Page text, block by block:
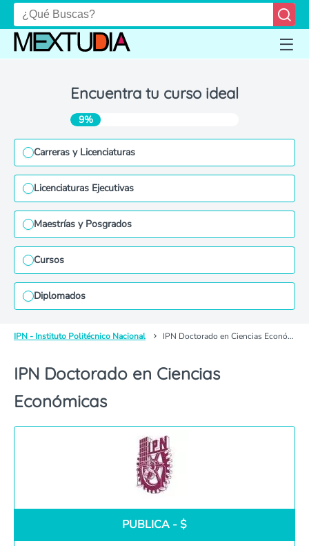
Encuentra tu curso ideal
9%
Carreras y Licenciaturas
Licenciaturas Ejecutivas
Maestrías y Posgrados
Cursos
Diplomados
IPN - Instituto Politécnico Nacional IPN Doctorado en Ciencias Económicas
IPN Doctorado en Ciencias
Económicas
PUBLICA - $